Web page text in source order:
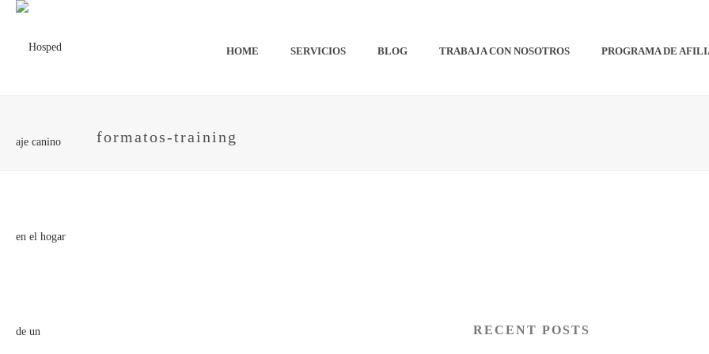
HOME SERVICIOS BLOG TRABAJA CON NOSOTROS PROGRAMA DE
formatos-training
RECENT POSTS